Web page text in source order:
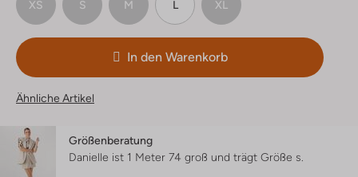
XS S M L XL
In den Warenkorb
Ähnliche Artikel
Größenberatung
Danielle ist 1 Meter 74 groß und trägt Größe s.